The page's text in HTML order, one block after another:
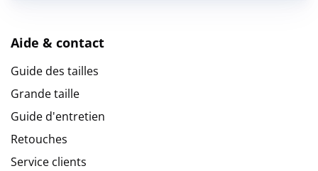
Aide & contact
Guide des tailles
Grande taille
Guide d'entretien
Retouches
Service clients